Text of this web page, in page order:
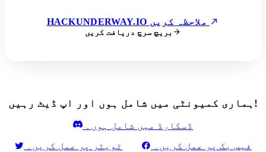
بریچ سرچ دریافت کریں
ہماری کمیونٹی میں شامل ہوں اور اپ ڈیٹ رہیں!
ڈسکارڈ میں شامل ہوں۔
ٹویٹر پر عمل کریں۔
فیس بک پر عمل کریں۔